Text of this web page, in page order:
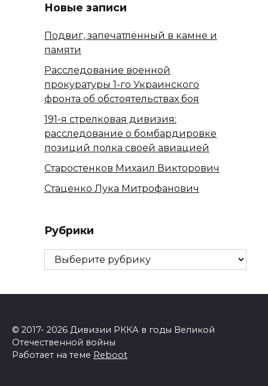
Новые записи
Подвиг, запечатлённый в камне и
памяти
Расследование военной
прокуратуры 1-го Украинского
фронта об обстоятельствах боя
191-я стрелковая дивизия:
расследование о бомбардировке
позиций полка своей авиацией
Старостенков Михаил Викторович
Стаценко Лука Митрофанович
Рубрики
Рубрики
© 2017- 2026 Дивизии РККА в годы Великой
Отечественной войны
Работает на теме Reboot